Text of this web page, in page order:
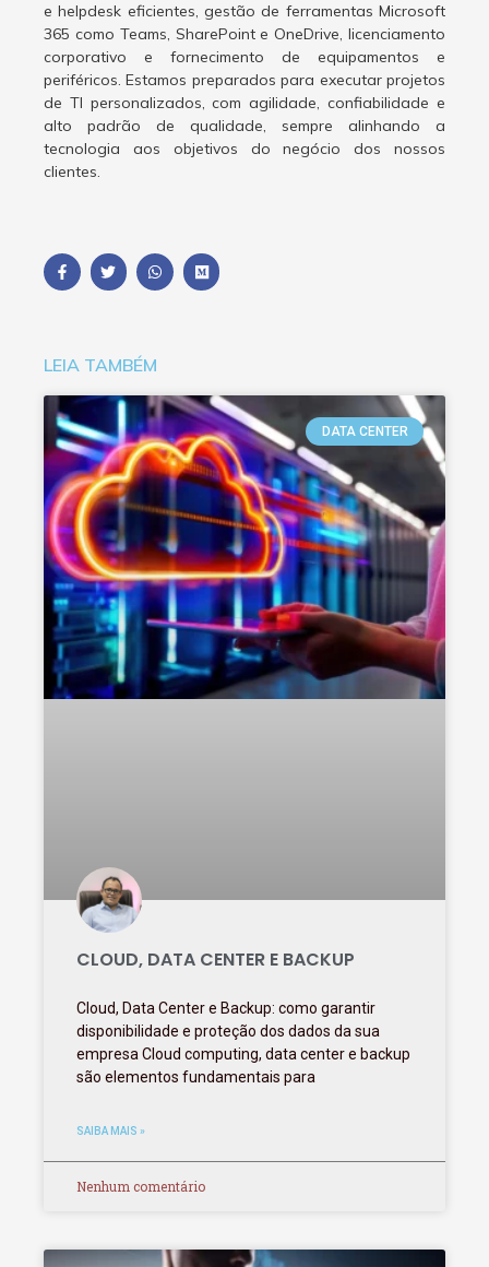
e helpdesk eficientes, gestão de ferramentas Microsoft
365 como Teams, SharePoint e OneDrive, licenciamento
corporativo e fornecimento de equipamentos e
periféricos. Estamos preparados para executar projetos
de TI personalizados, com agilidade, confiabilidade e
alto padrão de qualidade, sempre alinhando a
tecnologia aos objetivos do negócio dos nossos
clientes.
LEIA TAMBÉM
DATA CENTER
CLOUD, DATA CENTER E BACKUP
Cloud, Data Center e Backup: como garantir
disponibilidade e proteção dos dados da sua
empresa Cloud computing, data center e backup
são elementos fundamentais para
SAIBA MAIS »
Nenhum comentário